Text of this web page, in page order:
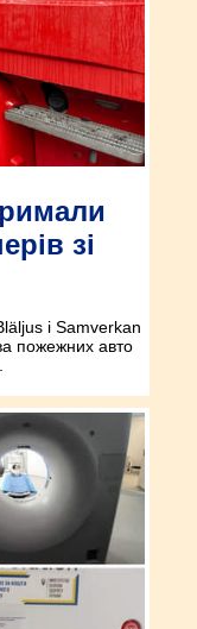
зі
i Samverkan
пожежних авто